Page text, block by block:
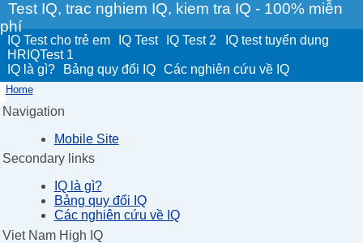
Test IQ, trac nghiem IQ, kiem tra IQ - 100% miễn
phí
IQ Test cho trẻ em IQ Test IQ Test 2
IQ test tuyển dụng
HRIQTest 1
IQ là gì?
Bảng quy đổi IQ Các nghiên cứu về IQ
Home
Navigation
Mobile Site
Secondary links
IQ là gì?
Bảng quy đổi IQ
Các nghiên cứu về IQ
Viet Nam High IQ